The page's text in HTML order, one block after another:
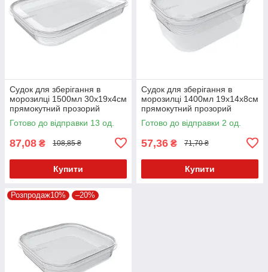
Судок для зберігання в
морозилці 1500мл 30х19х4см
прямокутний прозорий
PlastTeam Helsinki1509.1
Готово до відправки 13 од.
87,08 ₴ 108,85 ₴
Купити
Судок для зберігання в
морозилці 1400мл 19х14х8см
прямокутний прозорий
PlastTeam Helsinki1506.1
Готово до відправки 2 од.
57,36 ₴ 71,70 ₴
Купити
Розпродаж10% –20%